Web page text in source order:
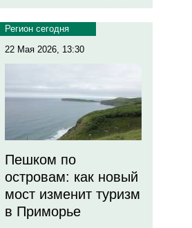
Регион сегодня
22 Мая 2026, 13:30
Пешком по
островам: как новый
мост изменит туризм
в Приморье